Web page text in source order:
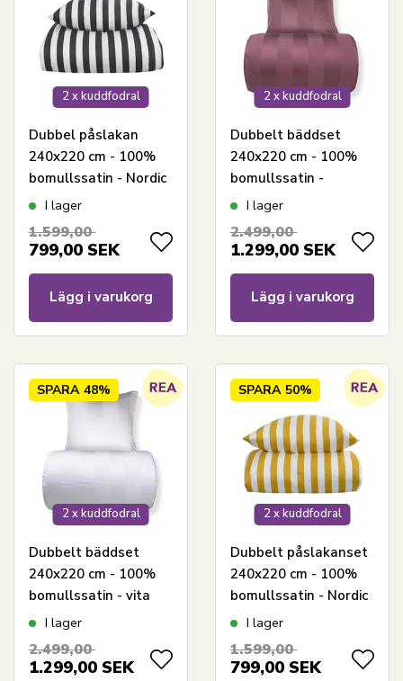
2 x kuddfodral
Dubbel påslakan
240x220 cm - 100%
bomullssatin - Nordic
Stripe - Mörkgrå
I lager
1.599,00
799,00 SEK
Lägg i varukorg
2 x kuddfodral
Dubbelt bäddset
240x220 cm - 100%
bomullssatin -
Plommonfärgade
I lager
2.499,00
1.299,00 SEK
Lägg i varukorg
2 x kuddfodral
SPARA 48%
Dubbelt bäddset
240x220 cm - 100%
bomullssatin - vita
breda ränder
I lager
2.499,00
1.299,00 SEK
2 x kuddfodral
SPARA 50%
Dubbelt påslakanset
240x220 cm - 100%
bomullssatin - Nordic
Stripe - Gula ränder
I lager
1.599,00
799,00 SEK